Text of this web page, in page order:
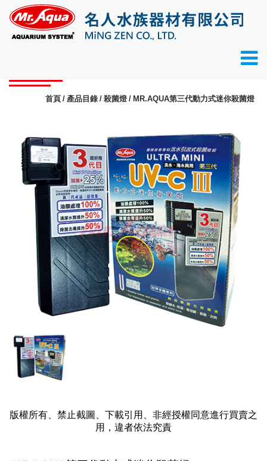
首頁 產品目錄 殺菌燈 MR.AQUA第三代動力式迷你殺菌燈
版權所有、禁止截圖、下載引用、非經授權同意進行買賣之
用，違者依法究責